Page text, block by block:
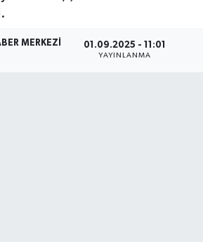
MERKEZI 01.09.2025 - 11:01
YAYINLANMA